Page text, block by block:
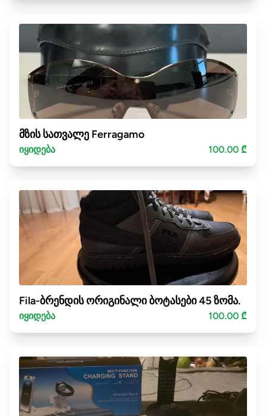
მზის სათვალე Ferragamo
იყიდება 100.00 ₾
Fila-ბრენდის ორიგინალი ბოტასები 45 ზომა.
იყიდება 100.00 ₾